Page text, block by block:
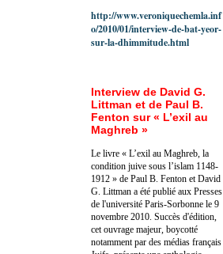
http://www.veroniquechemla.inf
o/2010/01/interview-de-bat-yeor-
sur-la-dhimmitude.html
Interview de David G.
Littman et de Paul B.
Fenton sur « L’exil au
Maghreb »
Le livre « L’exil au Maghreb, la
condition juive sous l’islam 1148-
1912 » de Paul B. Fenton et David
G. Littman a été publié aux Presses
de l'université Paris-Sorbonne le 9
novembre 2010. Succès d'édition,
cet ouvrage majeur, boycotté
notamment par des médias français